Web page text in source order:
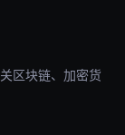
区块链、加密货